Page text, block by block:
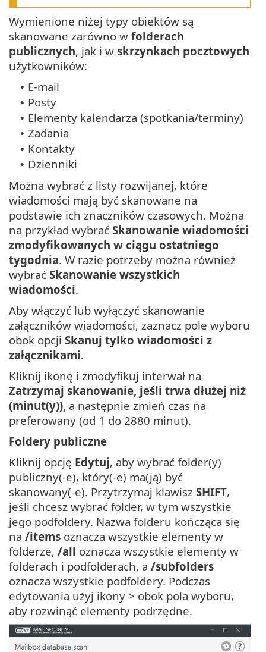
Wymienione niżej typy obiektów są
skanowane zarówno w folderach
publicznych, jak i w skrzynkach pocztowych
użytkowników:
• E-mail
• Posty
• Elementy kalendarza (spotkania/terminy)
• Zadania
• Kontakty
• Dzienniki
Można wybrać z listy rozwijanej, które
wiadomości mają być skanowane na
podstawie ich znaczników czasowych. Można
na przykład wybrać Skanowanie wiadomości
zmodyfikowanych w ciągu ostatniego
tygodnia. W razie potrzeby można również
wybrać Skanowanie wszystkich
wiadomości.
Aby włączyć lub wyłączyć skanowanie
załączników wiadomości, zaznacz pole wyboru
obok opcji Skanuj tylko wiadomości z
załącznikami.
Kliknij ikonę i zmodyfikuj interwał na
Zatrzymaj skanowanie, jeśli trwa dłużej niż
(minut(y)), a następnie zmień czas na
preferowany (od 1 do 2880 minut).
Foldery publiczne
Kliknij opcję Edytuj, aby wybrać folder(y)
publiczny(-e), który(-e) ma(ją) być
skanowany(-e). Przytrzymaj klawisz SHIFT,
jeśli chcesz wybrać folder, w tym wszystkie
jego podfoldery. Nazwa folderu kończąca się
na /items oznacza wszystkie elementy w
folderze, /all oznacza wszystkie elementy w
folderach i podfolderach, a /subfolders
oznacza wszystkie podfoldery. Podczas
edytowania użyj ikony > obok pola wyboru,
aby rozwinąć elementy podrzędne.